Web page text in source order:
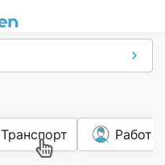
Транспорт Работа